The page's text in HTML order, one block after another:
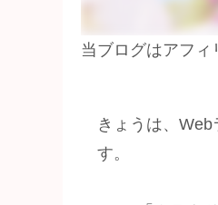
当ブログはアフィ
きょうは、
す。